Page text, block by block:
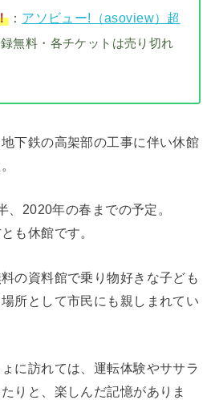
： アソビュー!（asoview）超
無料・各チケットは売り切れ
下鉄の高架部の工事に伴い休館
、2020年の春までの予定。
も休館です。
の資料館で乗り物好きな子ども
所として市民にも親しまれてい
に訪れては、運転体験やササラ
りと、楽しんだ記憶がありま